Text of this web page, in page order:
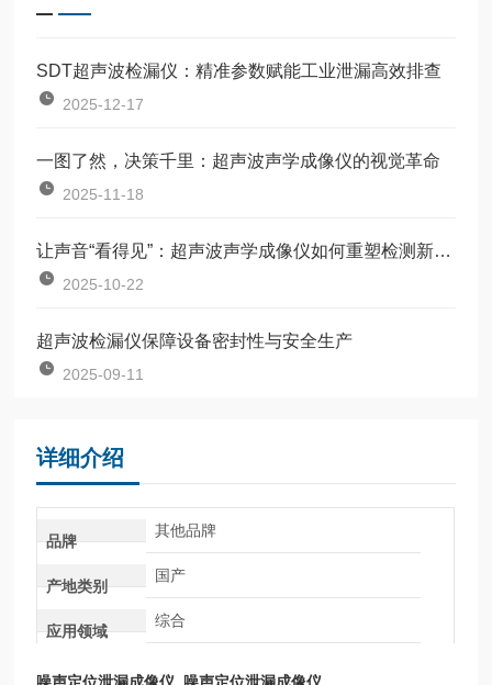
SDT超声波检漏仪：精准参数赋能工业泄漏高效排查
2025-12-17
一图了然，决策千里：超声波声学成像仪的视觉革命
2025-11-18
让声音“看得见”：超声波声学成像仪如何重塑检测新逻辑？
2025-10-22
超声波检漏仪保障设备密封性与安全生产
2025-09-11
详细介绍
品牌
其他品牌
产地类别
国产
应用领域
综合
噪声定位泄漏成像仪 噪声定位泄漏成像仪